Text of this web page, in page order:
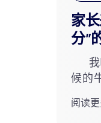
家
分”
傲
候的
直以
阅读